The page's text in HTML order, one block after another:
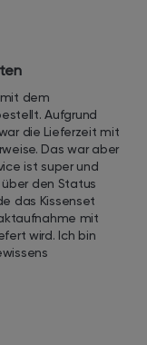
dem
Aufgrund
die Lieferzeit mit
Das war aber
ist super und
den Status
das Kissenset
mit
wird. Ich bin